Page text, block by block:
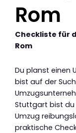
Rom
Checkliste für
Rom
Du planst einen
bist auf der
Stuttgart bist du
Umzug
praktische